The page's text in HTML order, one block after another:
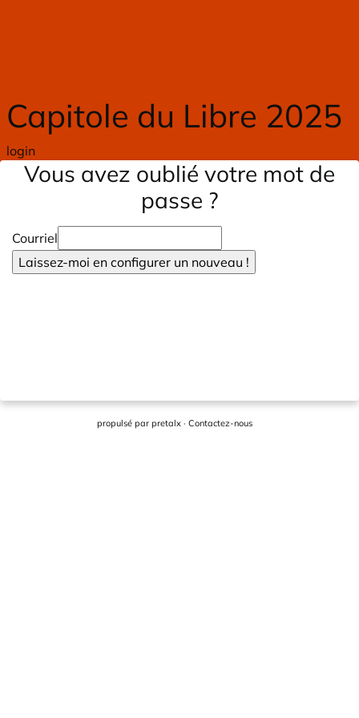
Capitole du Libre 2025
login
Vous avez oublié votre mot de
passe ?
Courriel
Laissez-moi en configurer un nouveau !
propulsé par pretalx · Contactez-nous